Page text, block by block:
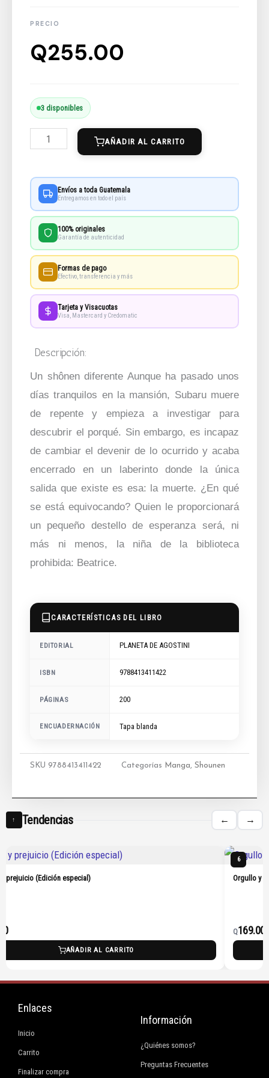
Q255.00
3 disponibles
Re:zero
Nº
02
cantidad
AÑADIR AL CARRITO
Envíos a toda Guatemala
Entregamos en todo el país
100% originales
Garantía de autenticidad
Formas de pago
Efectivo, transferencia y más
Tarjeta y Visacuotas
Visa, Mastercard y Credomatic
Descripción:
Un shônen diferente Aunque ha pasado unos
días tranquilos en la mansión, Subaru muere
de repente y empieza a investigar para
descubrir el porqué. Sin embargo, es incapaz
de cambiar el devenir de lo ocurrido y acaba
encerrado en un laberinto donde la única
salida que existe es esa: la muerte. ¿En qué
se está equivocando? Quien le proporcionará
un pequeño destello de esperanza será, ni
más ni menos, la niña de la biblioteca
prohibida: Beatrice.
CARACTERÍSTICAS DEL LIBRO
EDITORIAL PLANETA DE AGOSTINI
ISBN 9788413411422
PÁGINAS 200
ENCUADERNACIÓN Tapa blanda
SKU 9788413411422 Categorías Manga, Shounen
↑ Tendencias ← →
prejuicio (Edición especial)
AÑADIR AL CARRITO
6
Orgullo y
Q169.00
Enlaces
Inicio
Carrito
Finalizar compra
Información
¿Quiénes somos?
Preguntas Frecuentes